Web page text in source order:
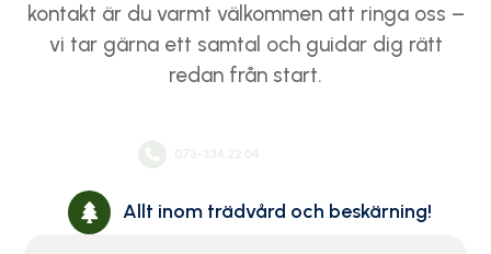
kontakt är du varmt välkommen att ringa oss –
vi tar gärna ett samtal och guidar dig rätt
redan från start.
 Allt inom trädvård och beskärning!